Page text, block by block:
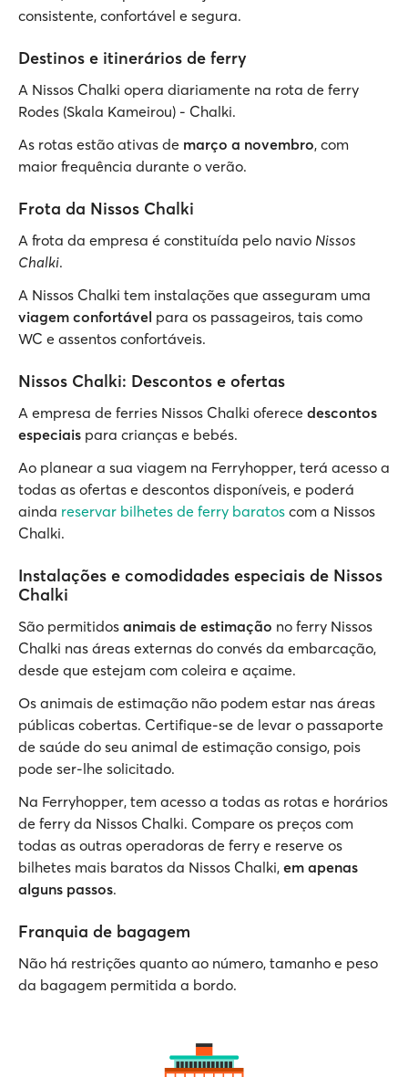
consistente, confortável e segura.
Destinos e itinerários de ferry
A Nissos Chalki opera diariamente na rota de ferry
Rodes (Skala Kameirou) - Chalki.
As rotas estão ativas de março a novembro, com
maior frequência durante o verão.
Frota da Nissos Chalki
A frota da empresa é constituída pelo navio Nissos
Chalki.
A Nissos Chalki tem instalações que asseguram uma
viagem confortável para os passageiros, tais como
WC e assentos confortáveis.
Nissos Chalki: Descontos e ofertas
A empresa de ferries Nissos Chalki oferece descontos
especiais para crianças e bebés.
Ao planear a sua viagem na Ferryhopper, terá acesso a
todas as ofertas e descontos disponíveis, e poderá
ainda reservar bilhetes de ferry baratos com a Nissos
Chalki.
Instalações e comodidades especiais de Nissos
Chalki
São permitidos animais de estimação no ferry Nissos
Chalki nas áreas externas do convés da embarcação,
desde que estejam com coleira e açaime.
Os animais de estimação não podem estar nas áreas
públicas cobertas. Certifique-se de levar o passaporte
de saúde do seu animal de estimação consigo, pois
pode ser-lhe solicitado.
Na Ferryhopper, tem acesso a todas as rotas e horários
de ferry da Nissos Chalki. Compare os preços com
todas as outras operadoras de ferry e reserve os
bilhetes mais baratos da Nissos Chalki, em apenas
alguns passos.
Franquia de bagagem
Não há restrições quanto ao número, tamanho e peso
da bagagem permitida a bordo.